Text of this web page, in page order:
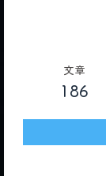
文章
186